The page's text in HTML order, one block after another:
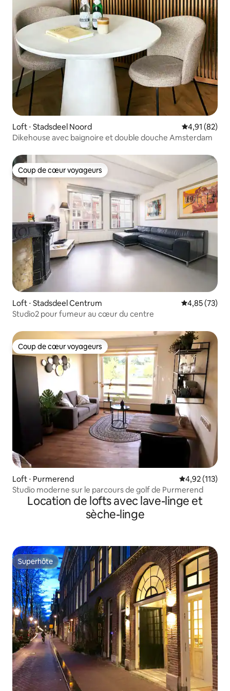
Loft ⋅ Stadsdeel Noord Évaluation
4,91 (82)
Dikehouse avec baignoire et double douche Amsterdam
Coup de cœur voyageurs
Coup de cœur voyageurs
Loft ⋅ Stadsdeel Centrum Évaluation
4,85 (73)
Studio2 pour fumeur au cœur du centre
Coup de cœur voyageurs
Coup de cœur voyageurs
Loft ⋅ Purmerend Évaluation
4,92 (113)
Studio moderne sur le parcours de golf de Purmerend
Location de lofts avec lave-linge et
sèche-linge
Superhôte
Superhôte